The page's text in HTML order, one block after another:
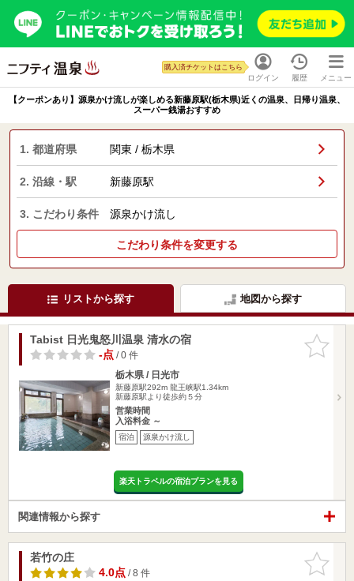
ログイン
購入済チケットはこちら
履歴 メニュー
【クーポンあり】源泉かけ流しが楽しめる新藤原駅(栃木県)近くの温泉、日帰り温泉、
スーパー銭湯おすすめ
1. 都道府県 関東 / 栃木県
2. 沿線・駅 新藤原駅
3. こだわり条件 源泉かけ流し
こだわり条件を変更する
リストから探す 地図から探す
お気に入
りに追加
Tabist 日光鬼怒川温泉 清水の宿
-点/ 0 件
栃木県 / 日光市
新藤原駅292m 龍王峡駅1.34km
新藤原駅より徒歩約５分
営業時間
入浴料金 ～
宿泊 源泉かけ流し
楽天トラベルの宿泊プランを見る
関連情報から探す
お気に入
りに追加
若竹の庄
4.0点/ 8 件